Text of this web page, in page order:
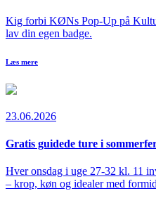
Kig forbi KØNs Pop-Up på
lav din egen badge.
Læs mere
23.06.2026
Gratis guidede ture i
Hver onsdag i uge 27-32 kl. 11
– krop, køn og idealer med